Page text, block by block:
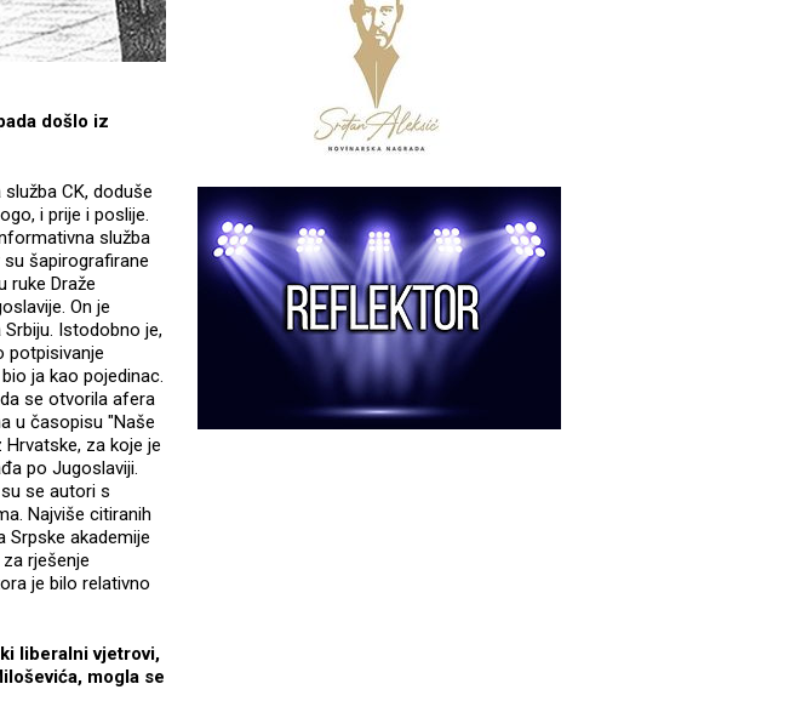
došlo iz
CK, doduše
i prije i poslije.
služba
šapirografirane
ruke Draže
On je
Istodobno je,
potpisivanje
ja kao pojedinac.
se otvorila afera
u časopisu "Naše
za koje je
po Jugoslaviji.
se autori s
Najviše citiranih
Srpske akademije
rješenje
je bilo relativno
liberalni vjetrovi,
mogla se